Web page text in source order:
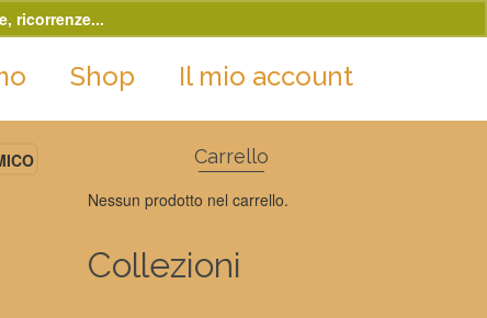
Shop Il mio account
Carrello
Nessun prodotto nel carrello.
Collezioni
ricorrenze...